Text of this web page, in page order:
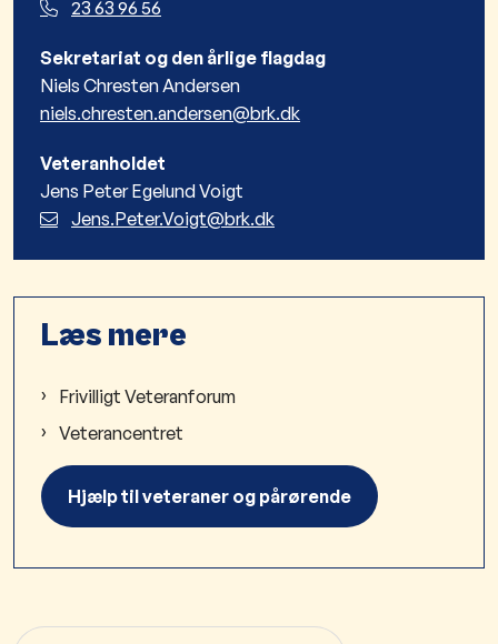
23 63 96 56
Sekretariat og den årlige flagdag
Niels Chresten Andersen
niels.chresten.andersen@brk.dk
Veteranholdet
Jens Peter Egelund Voigt
Jens.Peter.Voigt@brk.dk
Læs mere
Frivilligt Veteranforum
Veterancentret
Hjælp til veteraner og pårørende